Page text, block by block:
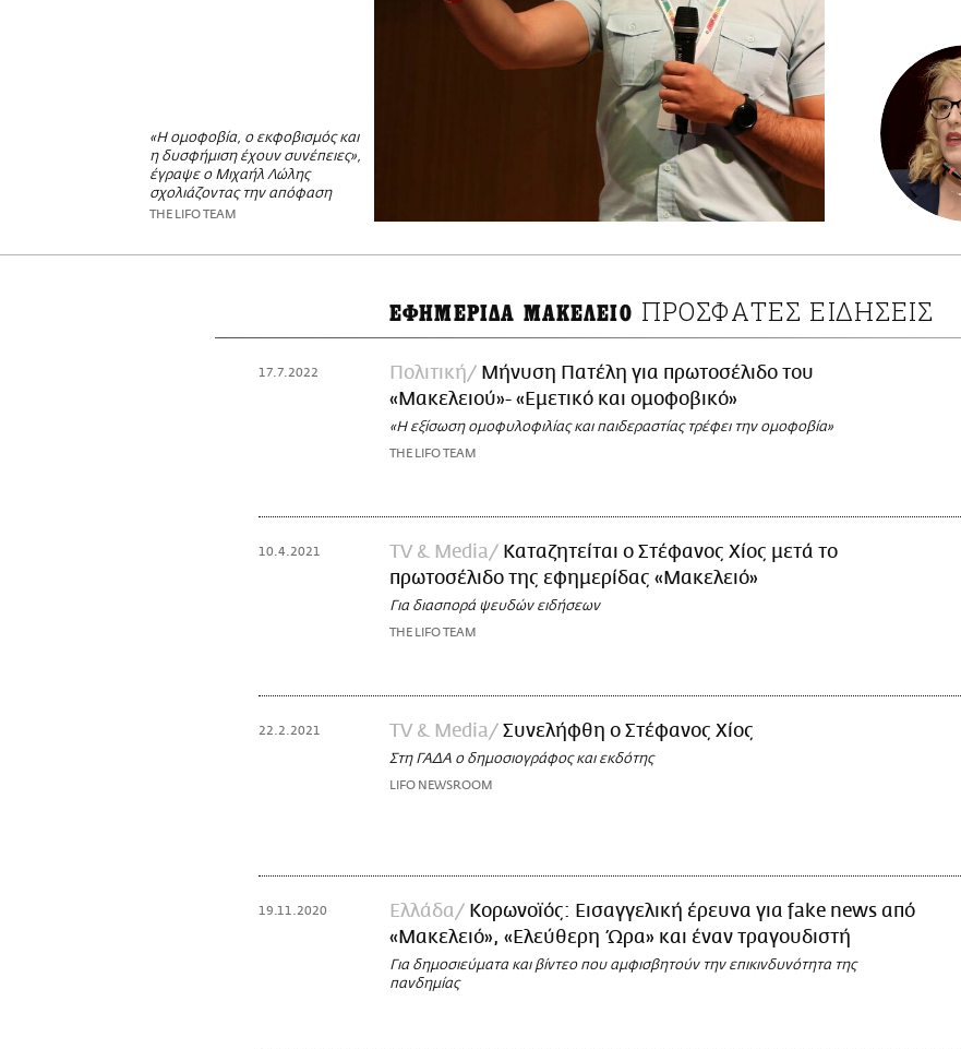
«Η ομοφοβία, ο εκφοβισμός και
η δυσφήμιση έχουν συνέπειες»,
έγραψε ο Μιχαήλ Λώλης
σχολιάζοντας την απόφαση
THE LIFO TEAM
ΕΦΗΜΕΡΙΔΑ ΜΑΚΕΛΕΙΟ ΠΡΟΣΦΑΤΕΣ ΕΙΔΗΣΕΙΣ
17.7.2022 Πολιτική
Μήνυση Πατέλη για πρωτοσέλιδο του
«Μακελειού»- «Εμετικό και ομοφοβικό»
«Η εξίσωση ομοφυλοφιλίας και παιδεραστίας τρέφει την ομοφοβία»
THE LIFO TEAM
10.4.2021 TV & Media
Καταζητείται ο Στέφανος Χίος μετά το
πρωτοσέλιδο της εφημερίδας «Μακελειό»
Για διασπορά ψευδών ειδήσεων
THE LIFO TEAM
22.2.2021 TV & Media Συνελήφθη ο Στέφανος Χίος
Στη ΓΑΔΑ ο δημοσιογράφος και εκδότης
LIFO NEWSROOM
19.11.2020 Ελλάδα
Κορωνοϊός: Εισαγγελική έρευνα για fake news από
«Μακελειό», «Ελεύθερη Ώρα» και έναν τραγουδιστή
Για δημοσιεύματα και βίντεο που αμφισβητούν την επικινδυνότητα της
πανδημίας